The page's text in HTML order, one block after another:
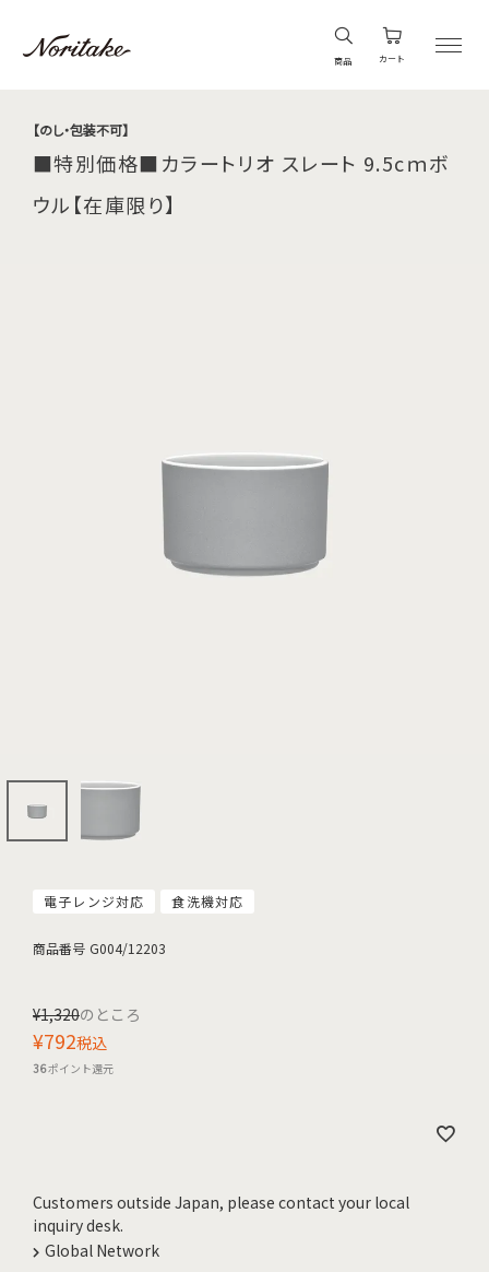
商品 カート
【のし・包装不可】
■特別価格■カラートリオ スレート 9.5cｍボ
ウル【在庫限り】
電子レンジ対応 食洗機対応
商品番号 G004/12203
¥1,320のところ
¥792税込
36ポイント還元
Customers outside Japan, please contact your local
inquiry desk.
Global Network